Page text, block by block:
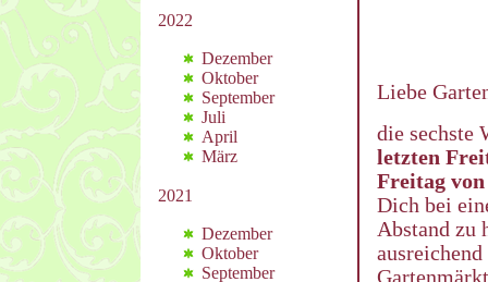
2022
Dezember
Oktober
September
Juli
April
März
2021
Dezember
Oktober
September
Liebe
die sechste
letzten
Freitag
Dich bei
Abstand zu